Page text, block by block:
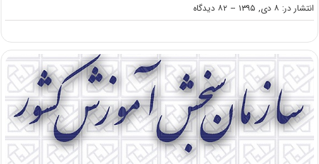
انتشار در: ۸ دی, ۱۳۹۵ -- ۸۲ دیدگاه
on
تمدید
ثبت
اطلاعات
جهت
عودت
هزینه
ثبت‌نام
ارشد
آزاد
۹۶